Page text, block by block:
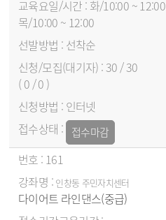
화/10:00 ~ 12:00
목/10:00 ~ 12:00
선착순
30 / 30
( 0 / 0 )
인터넷
접수마감
161
인창동 주민자치센터
다이어트 라인댄스(중급)